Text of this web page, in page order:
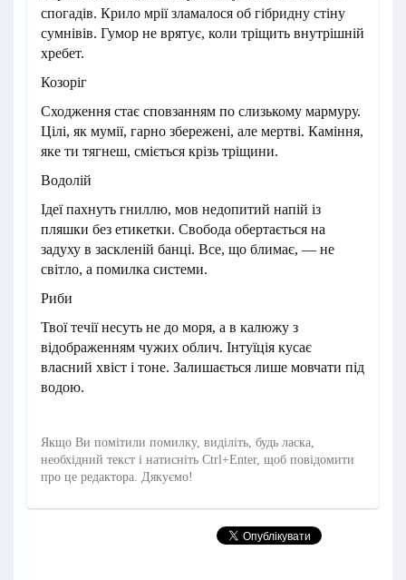
спогадів. Крило мрії зламалося об гібридну стіну
сумнівів. Гумор не врятує, коли тріщить внутрішній
хребет.
Козоріг
Сходження стає сповзанням по слизькому мармуру.
Цілі, як мумії, гарно збережені, але мертві. Каміння,
яке ти тягнеш, сміється крізь тріщини.
Водолій
Ідеї пахнуть гниллю, мов недопитий напій із
пляшки без етикетки. Свобода обертається на
задуху в заскленій банці. Все, що блимає, — не
світло, а помилка системи.
Риби
Твої течії несуть не до моря, а в калюжу з
відображенням чужих облич. Інтуїція кусає
власний хвіст і тоне. Залишається лише мовчати під
водою.
Якщо Ви помітили помилку, виділіть, будь ласка,
необхідний текст і натисніть Ctrl+Enter, щоб повідомити
про це редактора. Дякуємо!